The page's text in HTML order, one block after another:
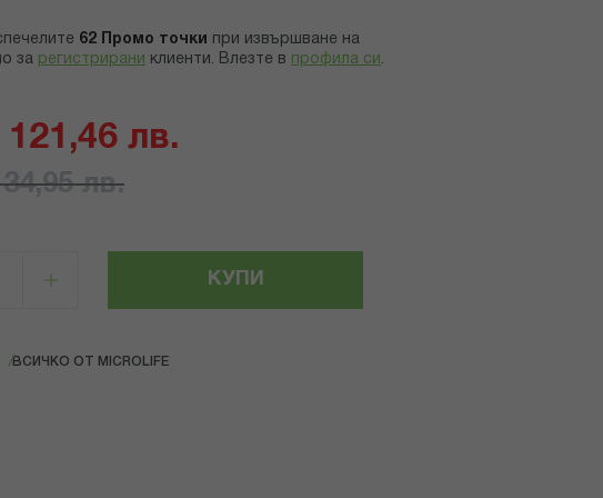
62 Промо точки
при извършване на
за регистрирани клиенти. Влезте в профила си .
лв.
лв.
КУПИ
ВСИЧКО ОТ MICROLIFE